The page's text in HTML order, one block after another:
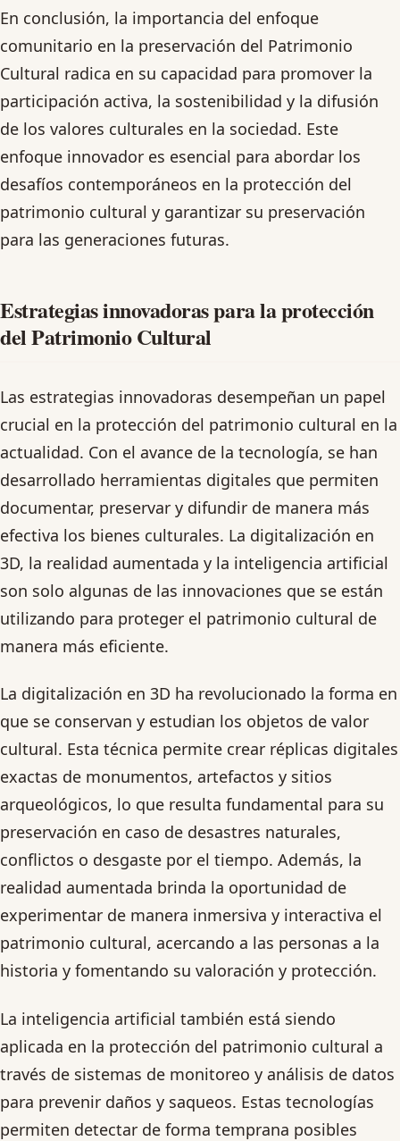
En conclusión, la importancia del enfoque
comunitario en la preservación del Patrimonio
Cultural radica en su capacidad para promover la
participación activa, la sostenibilidad y la difusión
de los valores culturales en la sociedad. Este
enfoque innovador es esencial para abordar los
desafíos contemporáneos en la protección del
patrimonio cultural y garantizar su preservación
para las generaciones futuras.
Estrategias innovadoras para la protección
del Patrimonio Cultural
Las estrategias innovadoras desempeñan un papel
crucial en la protección del patrimonio cultural en la
actualidad. Con el avance de la tecnología, se han
desarrollado herramientas digitales que permiten
documentar, preservar y difundir de manera más
efectiva los bienes culturales. La digitalización en
3D, la realidad aumentada y la inteligencia artificial
son solo algunas de las innovaciones que se están
utilizando para proteger el patrimonio cultural de
manera más eficiente.
La digitalización en 3D ha revolucionado la forma en
que se conservan y estudian los objetos de valor
cultural. Esta técnica permite crear réplicas digitales
exactas de monumentos, artefactos y sitios
arqueológicos, lo que resulta fundamental para su
preservación en caso de desastres naturales,
conflictos o desgaste por el tiempo. Además, la
realidad aumentada brinda la oportunidad de
experimentar de manera inmersiva y interactiva el
patrimonio cultural, acercando a las personas a la
historia y fomentando su valoración y protección.
La inteligencia artificial también está siendo
aplicada en la protección del patrimonio cultural a
través de sistemas de monitoreo y análisis de datos
para prevenir daños y saqueos. Estas tecnologías
permiten detectar de forma temprana posibles